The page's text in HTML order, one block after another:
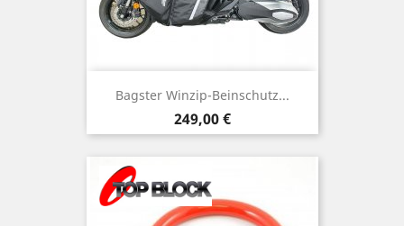
Bagster Winzip-Beinschutz...
Preis
249,00 €